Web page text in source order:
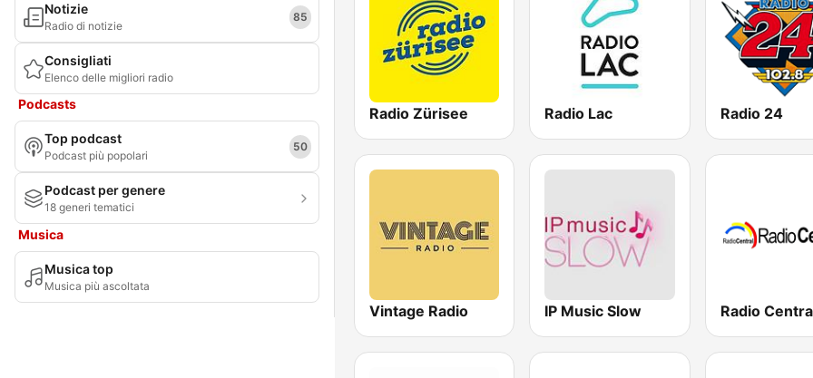
Notizie
Radio di notizie
85
Consigliati
Elenco delle migliori radio
Podcasts
Top podcast
Podcast più popolari
50
Podcast per genere
18 generi tematici
Musica
Musica top
Musica più ascoltata
Radio Zürisee Radio Lac Radio 24
Vintage Radio IP Music Slow Radio